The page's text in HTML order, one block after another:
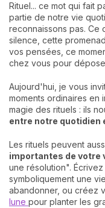
Rituel... ce mot qui fait
partie de notre vie
reconnaissons pas. Ce
silence, cette
vos pensées, ce
chez vous pour
Aujourd'hui, je vous
moments ordinaires en
magie des rituels : ils
entre notre quotidien
Les rituels peuvent
importantes de votre
une résolution".
symboliquement une
abandonner, ou créez
lune pour planter les